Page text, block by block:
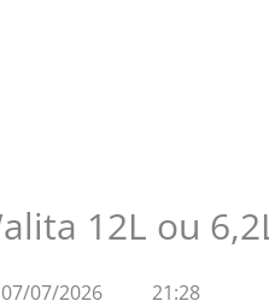
12L ou
07/07/2026 21:28